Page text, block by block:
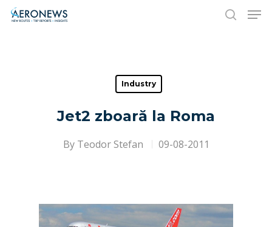
Hit enter to search or ESC to close
Industry
Jet2 zboară la Roma
By Teodor Stefan 09-08-2011